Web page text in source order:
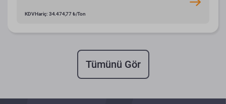
KDV Hariç: 34.474,77 ₺/Ton
Tümünü Gör